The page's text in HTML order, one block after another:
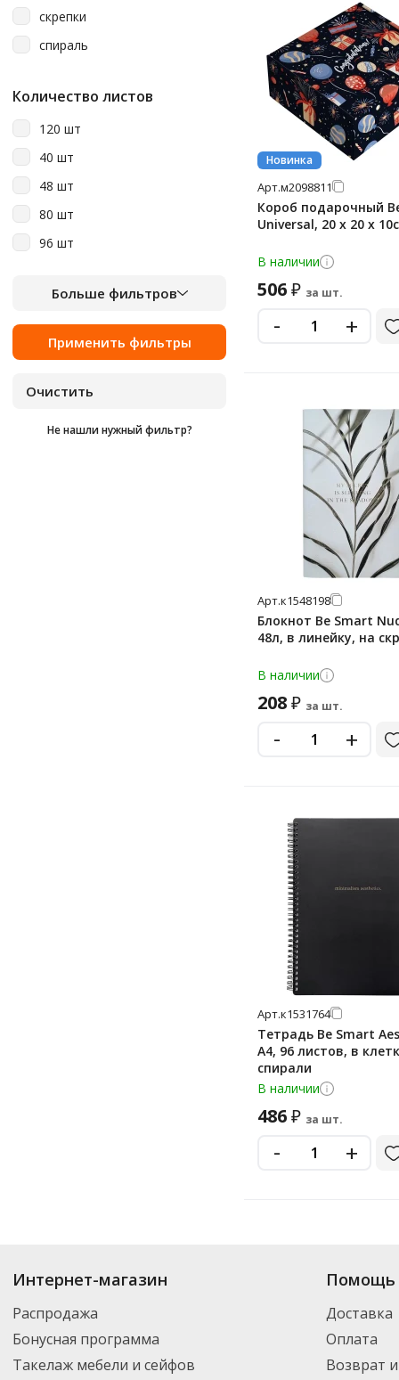
скрепки
спираль
Количество листов
120 шт
40 шт
48 шт
80 шт
96 шт
Больше фильтров
Не нашли нужный фильтр?
Новинка
Арт.м2098811
Короб подарочный
Universal, 20 x 20 x
В наличии
506₽ за шт.
- +
Арт.к1548198
Блокнот Be Smart
48л, в линейку, на
В наличии
208₽ за шт.
- +
Арт.к1531764
Тетрадь Be Smart
А4, 96 листов, в
спирали
В наличии
486₽ за шт.
- +
Купить
. В ассортименте интернет-
выбрать нужный товар и добавить его в корзину для дальнейшего
транспортной компанией DPD. Для постоянных клиентов - скидка,
Интернет-магазин
Распродажа
Бонусная программа
Такелаж мебели и сейфов
Помощь
Доставка
Оплата
Возврат